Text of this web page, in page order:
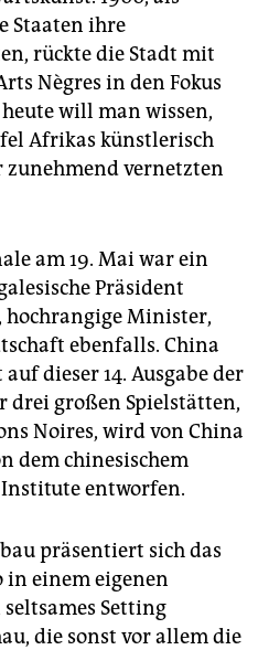
Staaten ihre
rückte die Stadt mit
Nègres in den Fokus
will man wissen,
Afrikas künstlerisch
zunehmend vernetzten
am 19. Mai war ein
Präsident
hochrangige Minister,
ebenfalls. China
dieser 14. Ausgabe der
drei großen Spielstätten,
Noires, wird von China
dem chinesischem
entworfen.
präsentiert sich das
in einem eigenen
Setting
die sonst vor allem die